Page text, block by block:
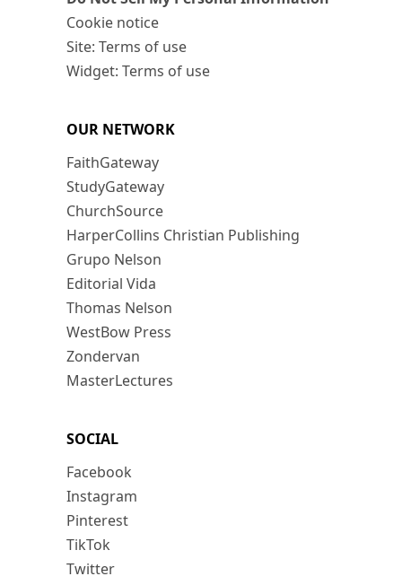
Cookie notice
Site: Terms of use
Widget: Terms of use
OUR NETWORK
FaithGateway
StudyGateway
ChurchSource
HarperCollins Christian Publishing
Grupo Nelson
Editorial Vida
Thomas Nelson
WestBow Press
Zondervan
MasterLectures
SOCIAL
Facebook
Instagram
Pinterest
TikTok
Twitter